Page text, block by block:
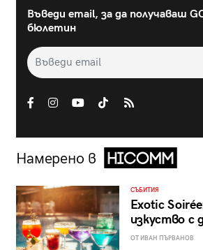
Въведи email, за да получаваш
бюлетин
Намерено в
СЪБИТИЯ
Exotic
изкуство с
ОТ ИВАН ПЪРВАНОВ